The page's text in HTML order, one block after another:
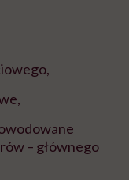
– głównego